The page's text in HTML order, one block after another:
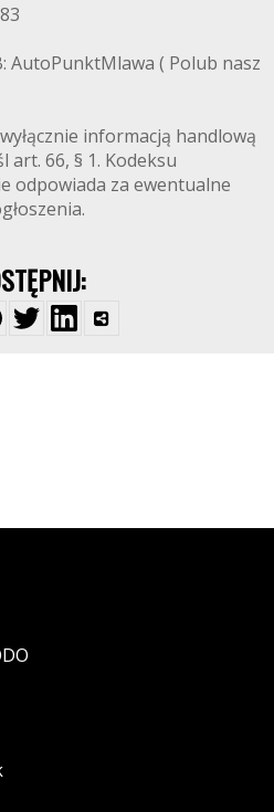
AutoPunktMlawa ( Polub nasz
informacją handlową
66, § 1. Kodeksu
odpowiada za ewentualne